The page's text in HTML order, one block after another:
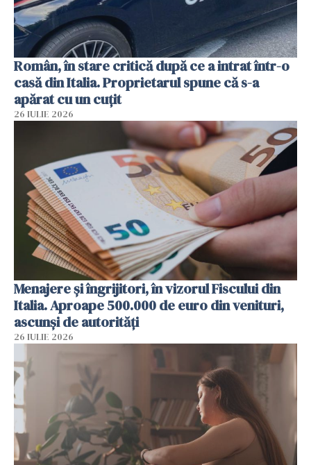
Român, în stare critică după ce a intrat într-o
casă din Italia. Proprietarul spune că s-a
apărat cu un cuțit
26 IULIE 2026
Menajere și îngrijitori, în vizorul Fiscului din
Italia. Aproape 500.000 de euro din venituri,
ascunși de autorități
26 IULIE 2026